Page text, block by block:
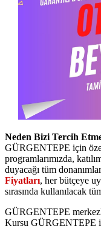
Neden Bizi Tercih
GÜRGENTEPE için
programlarımızda,
duyacağı tüm
Fiyatları, her bütçeye
sırasında kullanılacak
GÜRGENTEPE
Kursu GÜRGENTEPE